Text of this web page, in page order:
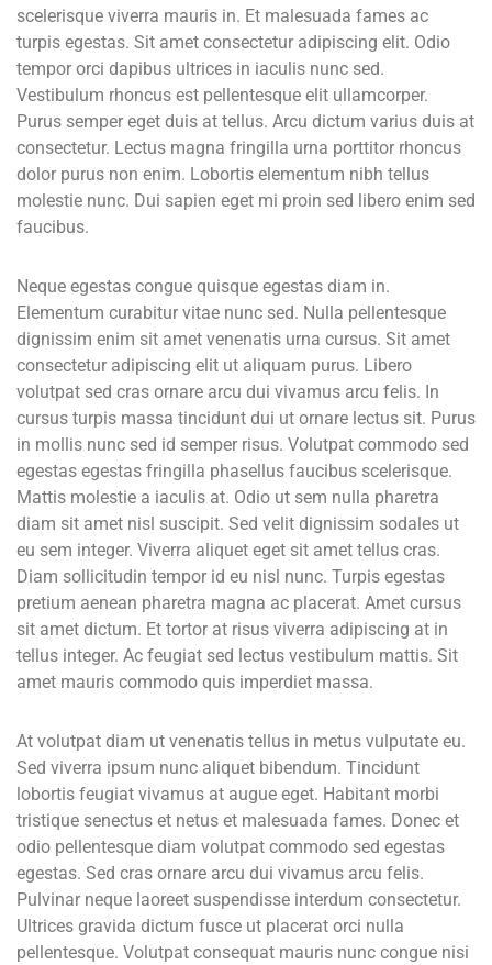
scelerisque viverra mauris in. Et malesuada fames ac
turpis egestas. Sit amet consectetur adipiscing elit. Odio
tempor orci dapibus ultrices in iaculis nunc sed.
Vestibulum rhoncus est pellentesque elit ullamcorper.
Purus semper eget duis at tellus. Arcu dictum varius duis at
consectetur. Lectus magna fringilla urna porttitor rhoncus
dolor purus non enim. Lobortis elementum nibh tellus
molestie nunc. Dui sapien eget mi proin sed libero enim sed
faucibus.
Neque egestas congue quisque egestas diam in.
Elementum curabitur vitae nunc sed. Nulla pellentesque
dignissim enim sit amet venenatis urna cursus. Sit amet
consectetur adipiscing elit ut aliquam purus. Libero
volutpat sed cras ornare arcu dui vivamus arcu felis. In
cursus turpis massa tincidunt dui ut ornare lectus sit. Purus
in mollis nunc sed id semper risus. Volutpat commodo sed
egestas egestas fringilla phasellus faucibus scelerisque.
Mattis molestie a iaculis at. Odio ut sem nulla pharetra
diam sit amet nisl suscipit. Sed velit dignissim sodales ut
eu sem integer. Viverra aliquet eget sit amet tellus cras.
Diam sollicitudin tempor id eu nisl nunc. Turpis egestas
pretium aenean pharetra magna ac placerat. Amet cursus
sit amet dictum. Et tortor at risus viverra adipiscing at in
tellus integer. Ac feugiat sed lectus vestibulum mattis. Sit
amet mauris commodo quis imperdiet massa.
At volutpat diam ut venenatis tellus in metus vulputate eu.
Sed viverra ipsum nunc aliquet bibendum. Tincidunt
lobortis feugiat vivamus at augue eget. Habitant morbi
tristique senectus et netus et malesuada fames. Donec et
odio pellentesque diam volutpat commodo sed egestas
egestas. Sed cras ornare arcu dui vivamus arcu felis.
Pulvinar neque laoreet suspendisse interdum consectetur.
Ultrices gravida dictum fusce ut placerat orci nulla
pellentesque. Volutpat consequat mauris nunc congue nisi